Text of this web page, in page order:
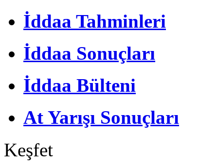
İddaa Tahminleri
İddaa Sonuçları
İddaa Bülteni
At Yarışı Sonuçları
Keşfet